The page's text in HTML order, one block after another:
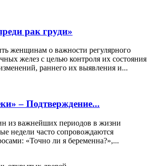
рак груди»
женщинам о важности регулярного
желез с целью контроля их состояния
раннего их выявления и...
– Подтверждение...
из важнейших периодов в жизни
недели часто сопровождаются
«Точно ли я беременна?»,...